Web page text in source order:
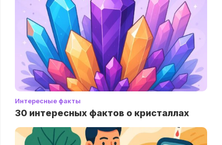
Интересные факты
30 интересных фактов о кристаллах